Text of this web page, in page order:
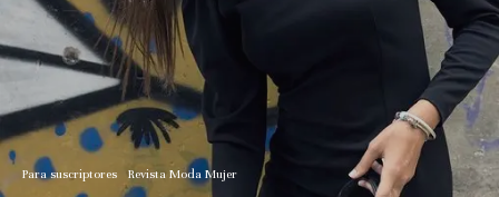
Para suscriptores Revista Moda Mujer